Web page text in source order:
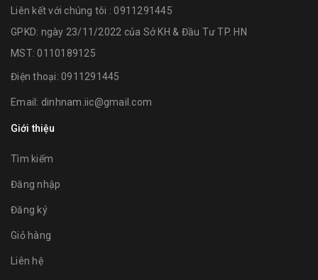
Liên kết với chúng tôi : 0911291445
GPKD: ngày 23/11/2022 của Sở KH & Đầu Tư TP. HN
MST: 0110189125
Điện thoại: 0911291445
Email: dinhnam.iic@gmail.com
Giới thiệu
Tìm kiếm
Đăng nhập
Đăng ký
Giỏ hàng
Liên hệ